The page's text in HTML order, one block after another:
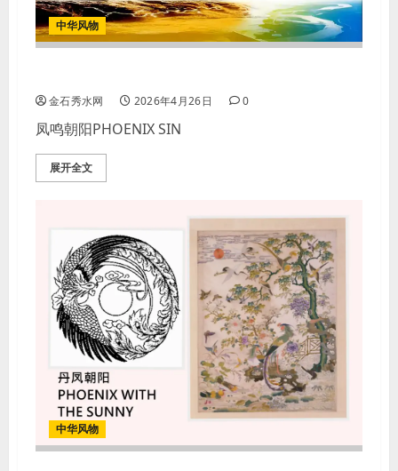
中华风物
金石秀水网 2026年4月26日 0
凤鸣朝阳PHOENIX SIN
展开全文
中华风物